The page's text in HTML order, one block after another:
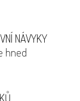
NÁVYKY
hned